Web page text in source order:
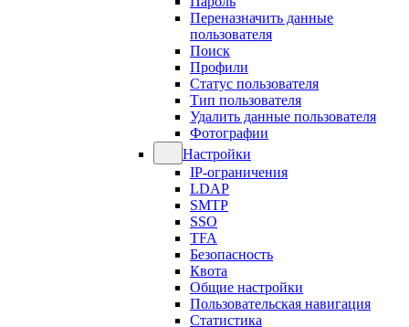
Переназначить данные
пользователя
Поиск
Профили
Статус пользователя
Тип пользователя
Удалить данные пользователя
Фотографии
Настройки
IP-ограничения
LDAP
SMTP
SSO
TFA
Безопасность
Квота
Общие настройки
Пользовательская навигация
Статистика